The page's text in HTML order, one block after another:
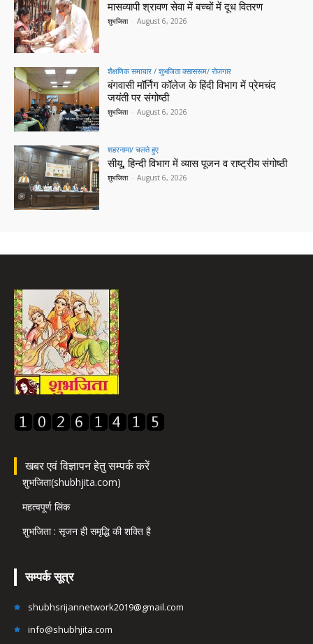
मासव्यापी श्रावण सेवा में बच्चों में दूध वितरण
शुभजिता - August 6, 2026
शैक्षणिक समाचार / शुभजिता क्सासरूम/ रोजगार
बंगवासी मॉर्निंग कॉलेज के हिंदी विभाग में प्रेमचंद
जयंती पर संगोष्ठी
शुभजिता - August 6, 2026
शहरनामा/ चलते हुए
सीयू, हिन्दी विभाग में व्यास पूजन व राष्ट्रीय संगोष्ठी
शुभजिता - August 6, 2026
खबर एवं विज्ञापन हेतु सम्पर्क करें
शुभजिता(shubhjita.com)
महत्वपूर्ण लिंक
शुभजिता : सृजन ही समृद्धि की शक्ति है
सम्पर्क सूत्र
shubhsrijannetwork2019@gmail.com
info@shubhjita.com